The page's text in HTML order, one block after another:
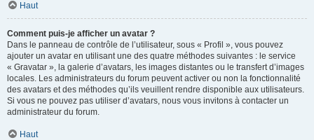
Haut
Comment puis-je afficher un avatar ?
Dans le panneau de contrôle de l’utilisateur, sous « Profil », vous pouvez
ajouter un avatar en utilisant une des quatre méthodes suivantes : le service
« Gravatar », la galerie d’avatars, les images distantes ou le transfert d’images
locales. Les administrateurs du forum peuvent activer ou non la fonctionnalité
des avatars et des méthodes qu’ils veuillent rendre disponible aux utilisateurs.
Si vous ne pouvez pas utiliser d’avatars, nous vous invitons à contacter un
administrateur du forum.
Haut